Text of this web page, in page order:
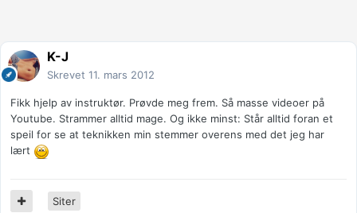
K-J
Skrevet 11. mars 2012
Fikk hjelp av instruktør. Prøvde meg frem. Så masse videoer på
Youtube. Strammer alltid mage. Og ikke minst: Står alltid foran et
speil for se at teknikken min stemmer overens med det jeg har
lært
Siter